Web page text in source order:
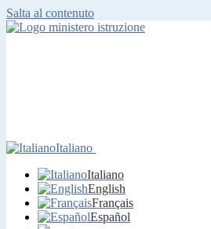
Salta al contenuto
Italiano
Italiano
English
Français
Español